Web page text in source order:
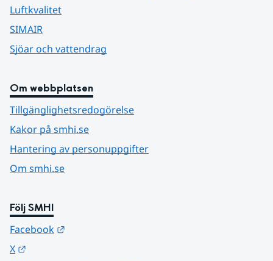
Luftkvalitet
SIMAIR
Sjöar och vattendrag
Om webbplatsen
Tillgänglighetsredogörelse
Kakor på smhi.se
Hantering av personuppgifter
Om smhi.se
Följ SMHI
Facebook
X